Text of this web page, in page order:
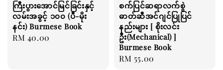
ကြီးပွားအောင်မြင်ခြင်းနှင့်
လမ်းအခွင့် ၁၀၀ (ပီ-မိုး
နင်း) Burmese Book
Regular
RM 40.00
စက်ပြင်ဆရာလက်စွဲ
ဓာတ်ဆီအင်ဂျင်ပြုပြင်
နည်းများ [ စိုးလင်း
ဦး(Mechanical) ]
Burmese Book
Regular
RM 55.00